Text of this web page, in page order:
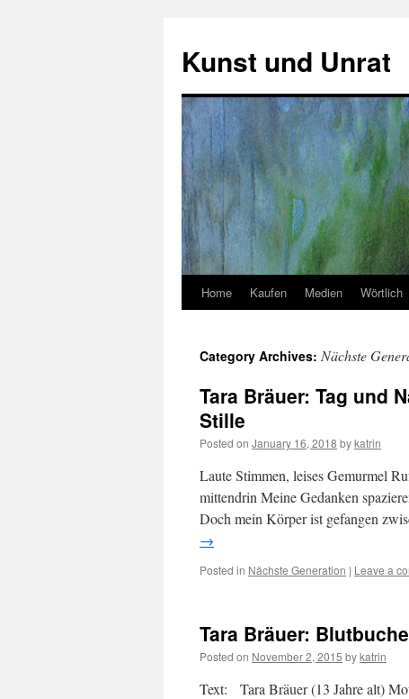
content
Kunst und Unrat
Home Kaufen Medien Wörtlich
Category Archives: Nächste
Tara Bräuer: Tag und
Stille
Posted on January 16, 2018 bykatrin
Laute Stimmen, leises Gemurmel
mittendrin Meine Gedanken
Doch mein Körper ist gefangen
→
Posted in Nächste Generation | Leave a
Tara Bräuer: Blutbuche
Posted on November 2, 2015 bykatrin
Text: Tara Bräuer (13 Jahre alt)